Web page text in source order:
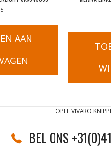
AAN
OPEL VIVARO
BEL ONS